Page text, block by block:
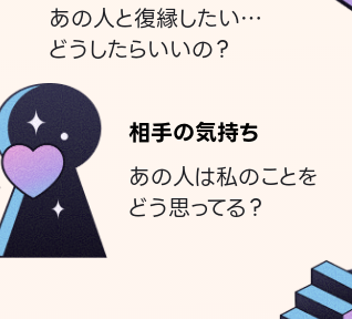
あの人と復縁したい…
どうしたらいいの？
相手の気持ち
あの人は私のことを
どう思ってる？